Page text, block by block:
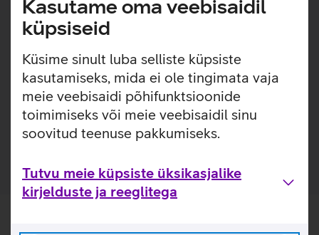
Kasutame oma veebisaidil
küpsiseid
Küsime sinult luba selliste küpsiste
kasutamiseks, mida ei ole tingimata vaja
meie veebisaidi põhifunktsioonide
toimimiseks või meie veebisaidil sinu
soovitud teenuse pakkumiseks.
Tutvu meie küpsiste üksikasjalike
kirjelduste ja reeglitega
Kaitseklaas on kriimustustele 3x vastupidavam, kui
eelneva generatsiooni PanzerGlass kaitseklaasid.
PanzerGlass kaitseklaasid).
Pakendis on kaasas raam, mis teeb koduse kaitseklaasi
paigalduse mugavamaks. Paigaldusraam on valmistatud
100% taaskasutatud plastikust.
Kaitseklaas on valmistatud 60% taaskasutatud klaasist.